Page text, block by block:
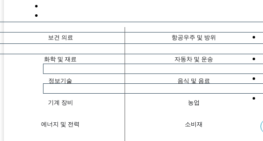
보건 의료
화학 및 재료
정보기술
기계 장비
에너지 및 전력
항공우주 및 방위
자동차 및 운송
음식 및 음료
농업
소비재